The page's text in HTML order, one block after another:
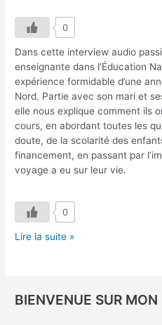
0
Dans cette interview audio
enseignante dans l’Éducation
expérience formidable d’une
Nord. Partie avec son mari et
elle nous explique comment ils
cours, en abordant toutes les
doute, de la scolarité des
financement, en passant par
voyage a eu sur leur vie.
0
Interview
Une
Lire la suite »
BIENVENUE SUR MON